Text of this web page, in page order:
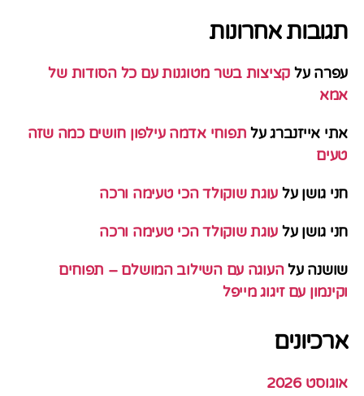
תגובות אחרונות
עפרה על קציצות בשר מטוגנות עם כל הסודות של
אמא
אתי אייזנברגעל תפוחי אדמה עילפון חושים כמה שזה
טעים
חני גושן על עוגת שוקולד הכי טעימה ורכה
חני גושן על עוגת שוקולד הכי טעימה ורכה
שושנה עלהעוגה עם השילוב המושלם – תפוחים
וקינמון עם זיגוג מייפל
ארכיונים
אוגוסט 2026